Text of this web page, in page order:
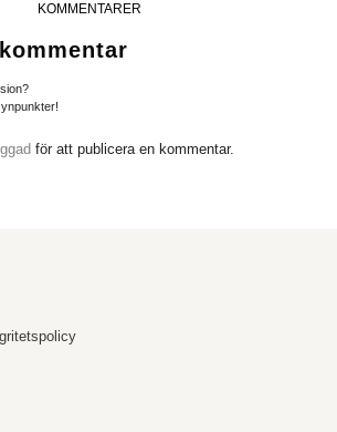
KOMMENTARER
för att publicera en kommentar.